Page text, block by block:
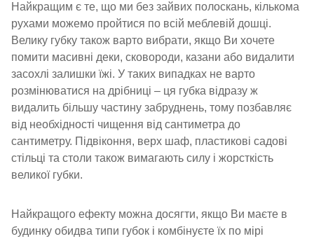
Найкращим є те, що ми без зайвих полоскань, кількома
рухами можемо пройтися по всій меблевій дошці.
Велику губку також варто вибрати, якщо Ви хочете
помити масивні деки, сковороди, казани або видалити
засохлі залишки їжі. У таких випадках не варто
розмінюватися на дрібниці – ця губка відразу ж
видалить більшу частину забруднень, тому позбавляє
від необхідності чищення від сантиметра до
сантиметру. Підвіконня, верх шаф, пластикові садові
стільці та столи також вимагають силу і жорсткість
великої губки.
Найкращого ефекту можна досягти, якщо Ви маєте в
будинку обидва типи губок і комбінуєте їх по мірі